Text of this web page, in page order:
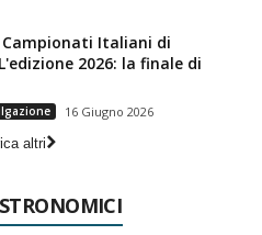
Campionati Italiani di
2026: la finale di
16 Giugno 2026
altri